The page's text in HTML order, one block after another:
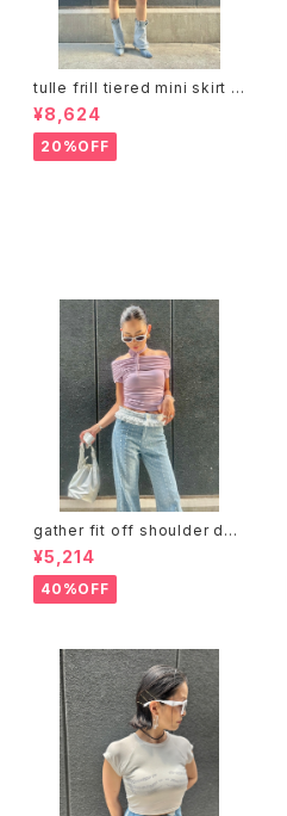
tulle frill tiered mini skirt ス
カート チュール フリル ミニスカ
ート ゴムウエスト インナーショ
ーツ
¥8,624
20%OFF
gather fit off shoulder des
ign tops トップス ギャザー オ
フショルダー 花 チョーカー
¥5,214
40%OFF